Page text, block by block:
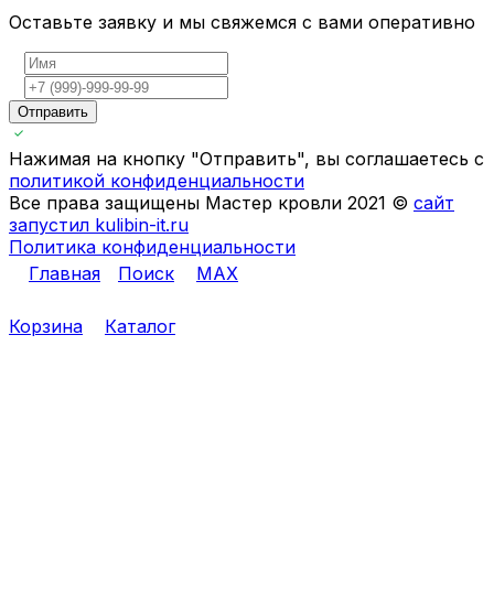
Оставьте заявку и мы свяжемся с вами оперативно
Отправить
Нажимая на кнопку "Отправить", вы соглашаетесь с
политикой конфиденциальности
Все права защищены Мастер кровли 2021 © сайт
запустил kulibin-it.ru
Политика конфиденциальности
Главная
Поиск MAX
Корзина Каталог